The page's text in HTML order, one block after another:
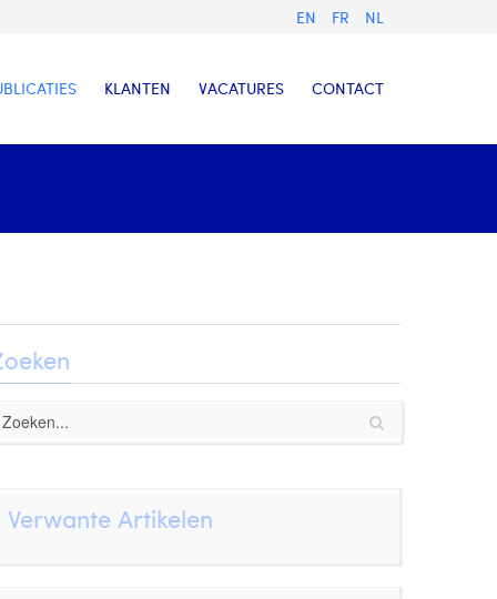
EN FR NL
KLANTEN VACATURES CONTACT
Verwante Artikelen